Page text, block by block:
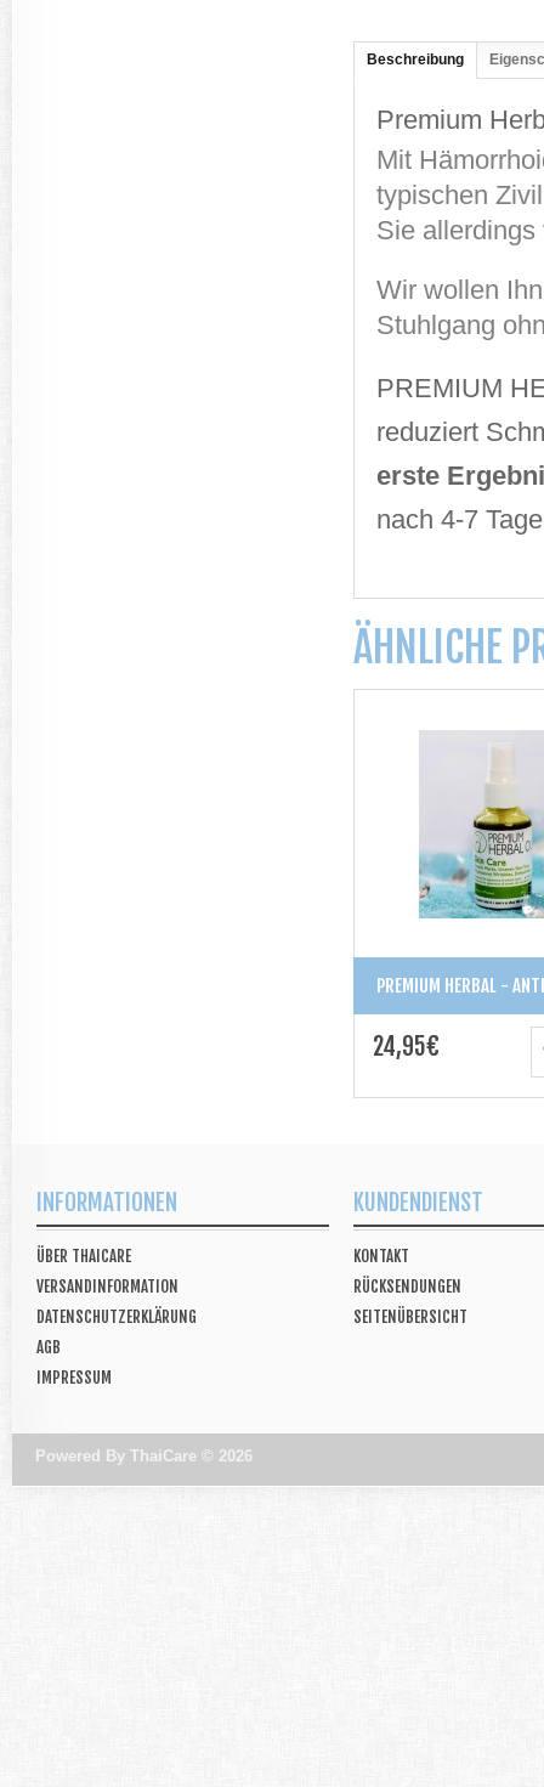
Beschreibung
Premium
Mit
typischen
Sie
Wir wollen
Stuhlgang
PREMIUM
reduziert
erste
nach 4-7 Tage
ÄHNLICHE
PREMIUM HERBAL -
24,95€
INFORMATIONEN
ÜBER THAICARE
VERSANDINFORMATION
DATENSCHUTZERKLÄRUNG
AGB
IMPRESSUM
KUNDENDIENST
KONTAKT
RÜCKSENDUNGEN
SEITENÜBERSICHT
Powered By ThaiCare © 2026